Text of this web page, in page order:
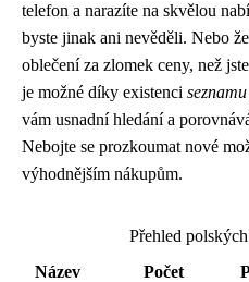
telefon a narazíte na skvělou
byste jinak ani nevěděli. Nebo
oblečení za zlomek ceny, než
je možné díky existenci
vám usnadní hledání a
Nebojte se prozkoumat nové
výhodnějším nákupům.
Přehled
Název
Počet